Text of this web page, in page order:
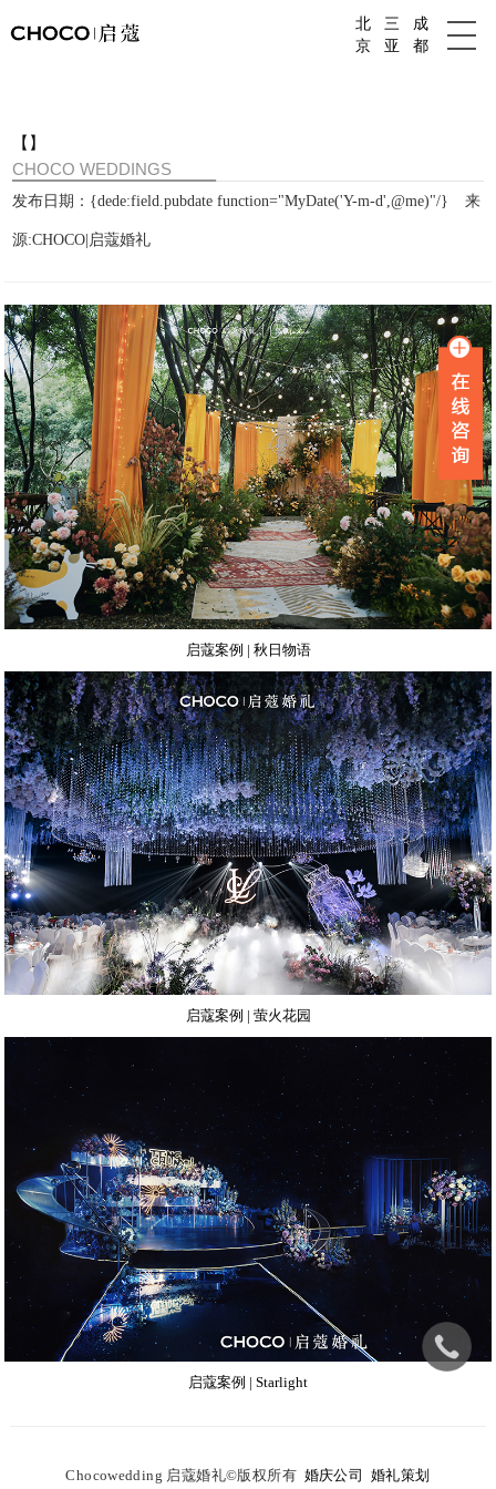
北
京
三
亚
成
都
【】
CHOCO WEDDINGS
发布日期：{dede:field.pubdate function="MyDate('Y-m-d',@me)"/} 来
源:CHOCO|启蔻婚礼
启蔻案例 | 秋日物语
启蔻案例 | 萤火花园
启蔻案例 | Starlight
Chocowedding 启蔻婚礼©版权所有 婚庆公司 婚礼策划